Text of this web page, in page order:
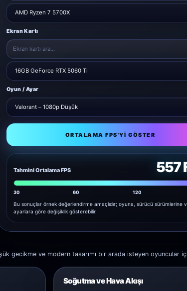
Ekran Kartı
Oyun / Ayar
ORTALAMA FPS'YI GÖSTER
Tahmini Ortalama FPS 557
30 60 120
Bu sonuçlar örnek değerlendirme amaçlıdır; oyuna, sürücü sürümlerine
ayarlara göre değişiklik gösterebilir.
gecikme ve modern tasarımı bir arada isteyen oyuncular
Soğutma ve Hava Akışı